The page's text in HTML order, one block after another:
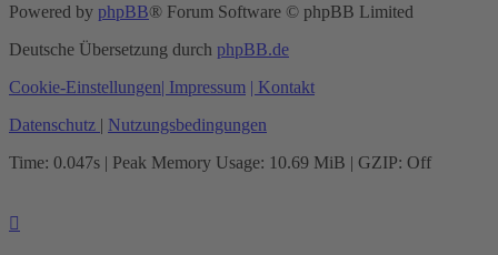
Powered by phpBB® Forum Software © phpBB Limited
Deutsche Übersetzung durch phpBB.de
Cookie-Einstellungen| Impressum | Kontakt
Datenschutz | Nutzungsbedingungen
Time: 0.047s | Peak Memory Usage: 10.69 MiB | GZIP: Off